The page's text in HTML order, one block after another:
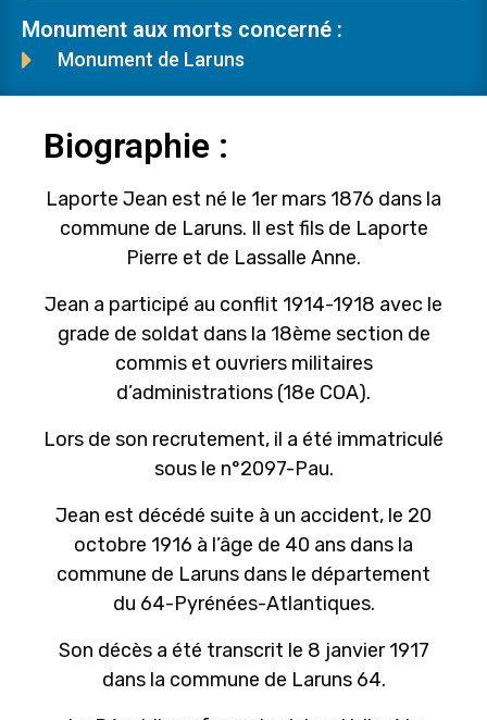
Monument aux morts concerné :
Monument de Laruns
Biographie :
Laporte Jean est né le 1er mars 1876 dans la
commune de Laruns. Il est fils de Laporte
Pierre et de Lassalle Anne.
Jean a participé au conflit 1914-1918 avec le
grade de soldat dans la 18ème section de
commis et ouvriers militaires
d’administrations (18e COA).
Lors de son recrutement, il a été immatriculé
sous le n°2097-Pau.
Jean est décédé suite à un accident, le 20
octobre 1916 à l’âge de 40 ans dans la
commune de Laruns dans le département
du 64-Pyrénées-Atlantiques.
Son décès a été transcrit le 8 janvier 1917
dans la commune de Laruns 64.